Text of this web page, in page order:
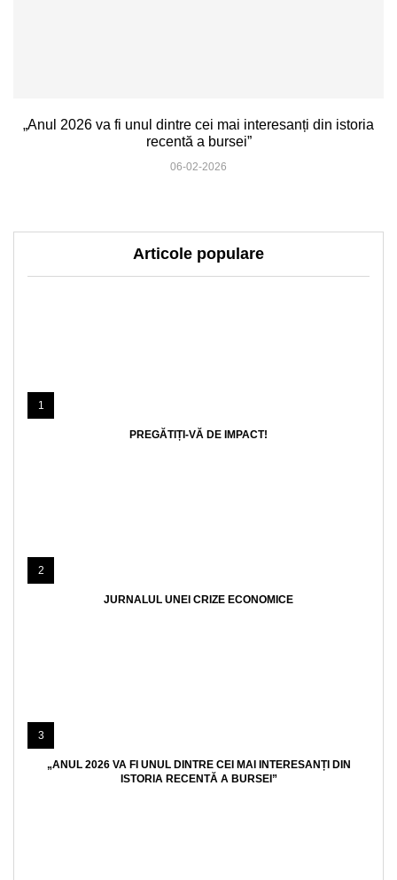
„Anul 2026 va fi unul dintre cei mai interesanți din istoria
recentă a bursei”
06-02-2026
Articole populare
1
PREGĂTIȚI-VĂ DE IMPACT!
2
JURNALUL UNEI CRIZE ECONOMICE
3
„ANUL 2026 VA FI UNUL DINTRE CEI MAI INTERESANȚI DIN
ISTORIA RECENTĂ A BURSEI”